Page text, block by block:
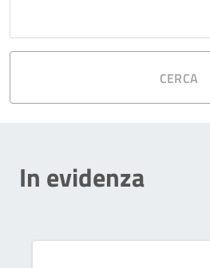
CERCA
In evidenza